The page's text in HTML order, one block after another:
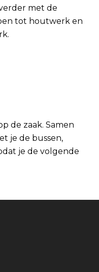
met de
tot houtwerk en
de zaak. Samen
je de bussen,
je de volgende